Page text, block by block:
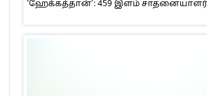
‘ஹேக்கத்தான்’: 459 இளம்